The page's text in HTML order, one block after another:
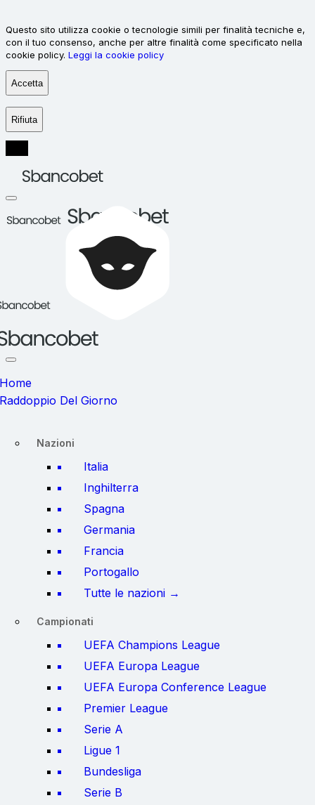
Questo sito utilizza cookie o tecnologie simili per finalità tecniche e,
con il tuo consenso, anche per altre finalità come specificato nella
cookie policy. Leggi la cookie policy
Accetta
Rifiuta
Home
Raddoppio Del Giorno
Nazioni
Italia
Inghilterra
Spagna
Germania
Francia
Portogallo
Tutte le nazioni →
Campionati
UEFA Champions League
UEFA Europa League
UEFA Europa Conference League
Premier League
Serie A
Ligue 1
Bundesliga
Serie B